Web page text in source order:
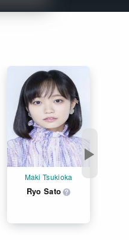
ース別料金プラン
▶
Maki Tsukioka
Ryo Sato